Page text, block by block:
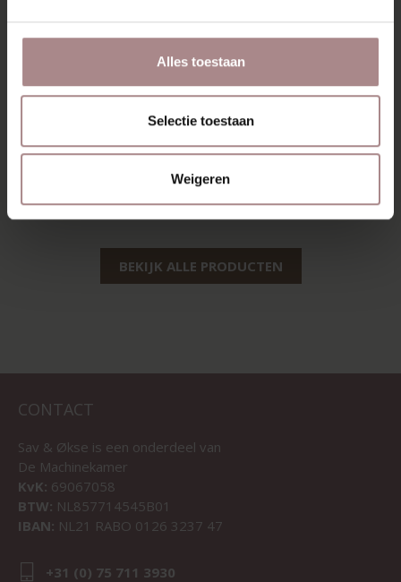
Alles toestaan
Selectie toestaan
Weigeren
SINNI | EIKEN
SINNI EIKEN |
BEKIJK ALLE PRODUCTEN
CONTACT
Sav & Økse is een onderdeel van
De Machinekamer
KvK: 69067058
BTW: NL857714545B01
IBAN: NL21 RABO 0126 3237 47
+31 (0) 75 711 3930